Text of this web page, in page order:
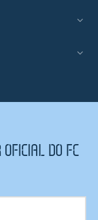
DO FC